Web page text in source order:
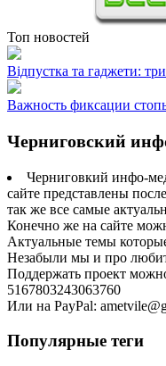
Топ новостей
Відпустка та гаджети:
Важность фиксации
Черниговский
Черниговкий инфо-
сайте представлены
так же все самые
Конечно же на сайте
Актуальные темы
Незабыли мы и про
Поддержать проект
5167803243063760
Или на PayPal:
Популярные теги